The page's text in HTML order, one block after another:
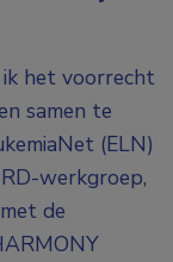
ik het voorrecht
samen te
(ELN)
werkgroep,
de